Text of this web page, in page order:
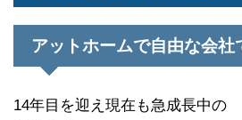
アットホームで自由な会社
14年目を迎え現在も急成長中の